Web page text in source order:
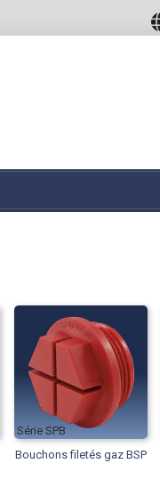
SPB
Bouchons filetés gaz BSP